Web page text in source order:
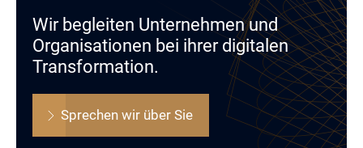
Wir begleiten Unternehmen und
Organisationen bei ihrer digitalen
Transformation.
Sprechen wir über Sie